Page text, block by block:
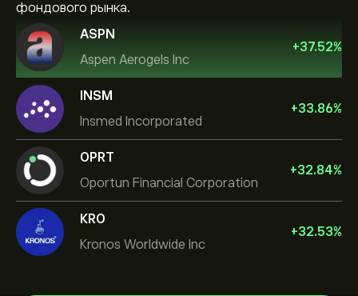
фондового рынка.
ASPN
Aspen Aerogels Inc
+37.52%
INSM
Insmed Incorporated
+33.86%
OPRT
Oportun Financial Corporation
+32.84%
KRO
Kronos Worldwide Inc
+32.53%